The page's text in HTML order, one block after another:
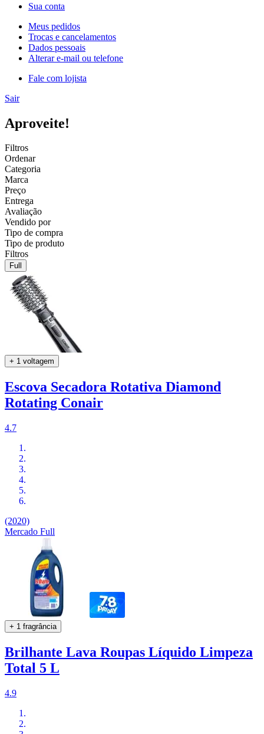
Sua conta
Meus pedidos
Trocas e cancelamentos
Dados pessoais
Alterar e-mail ou telefone
Fale com lojista
Sair
Aproveite!
Filtros
Ordenar
Categoria
Marca
Preço
Entrega
Avaliação
Vendido por
Tipo de compra
Tipo de produto
Filtros
Full
+ 1 voltagem
Escova Secadora Rotativa Diamond
Rotating Conair
4.7
(2020)
Mercado Full
+ 1 fragrância
Brilhante Lava Roupas Líquido Limpeza
Total 5 L
4.9